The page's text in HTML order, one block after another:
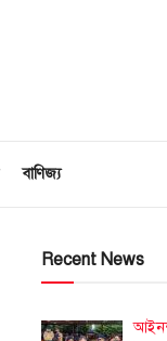
বাণিজ্য
Recent News